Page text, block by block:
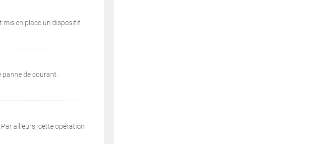
mis en place un dispositif
de courant.
ailleurs, cette opération